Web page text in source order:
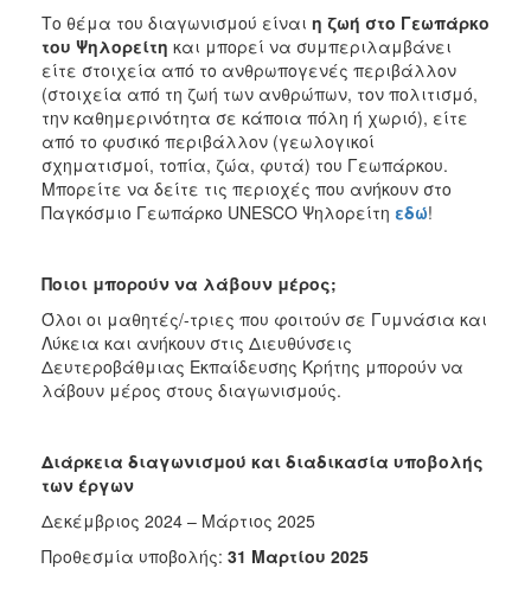
ΔΗΜΟΣ
ΠΟΛΙΤΙΣΜΟΣ
ΑΝΘΕΚΤΙΚΗ
ΠΟΛΗ
Το θέμα του διαγωνισμού είναι η ζωή στο Γεωπάρκο
του Ψηλορείτη και μπορεί να συμπεριλαμβάνει
είτε στοιχεία από το ανθρωπογενές περιβάλλον
(στοιχεία από τη ζωή των ανθρώπων, τον πολιτισμό,
την καθημερινότητα σε κάποια πόλη ή χωριό), είτε
από το φυσικό περιβάλλον (γεωλογικοί
σχηματισμοί, τοπία, ζώα, φυτά) του Γεωπάρκου.
Μπορείτε να δείτε τις περιοχές που ανήκουν στο
Παγκόσμιο Γεωπάρκο UNESCO Ψηλορείτη εδώ!
Ποιοι μπορούν να λάβουν μέρος;
Όλοι οι μαθητές/-τριες που φοιτούν σε Γυμνάσια και
Λύκεια και ανήκουν στις Διευθύνσεις
Δευτεροβάθμιας Εκπαίδευσης Κρήτης μπορούν να
λάβουν μέρος στους διαγωνισμούς.
Διάρκεια διαγωνισμού και διαδικασία υποβολής
των έργων
Δεκέμβριος 2024 – Μάρτιος 2025
Προθεσμία υποβολής: 31 Μαρτίου 2025